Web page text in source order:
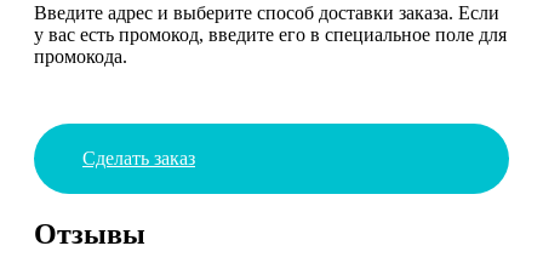
Введите адрес и выберите способ доставки заказа. Если
у вас есть промокод, введите его в специальное поле для
промокода.
Сделать заказ
Отзывы